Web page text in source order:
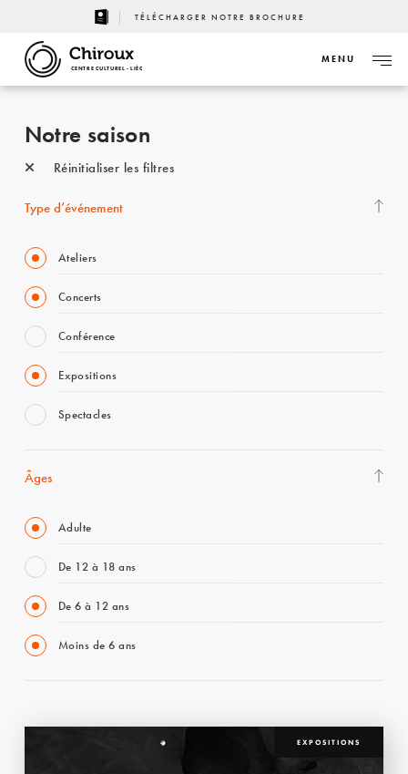
TÉLÉCHARGER NOTRE BROCHURE
CENTRE CULTUREL - LIÈGE
MENU
Notre saison
Réinitialiser les filtres
Type d’événement
Ateliers
Concerts
Conférence
Expositions
Spectacles
Âges
Adulte
De 12 à 18 ans
De 6 à 12 ans
Moins de 6 ans
EXPOSITIONS